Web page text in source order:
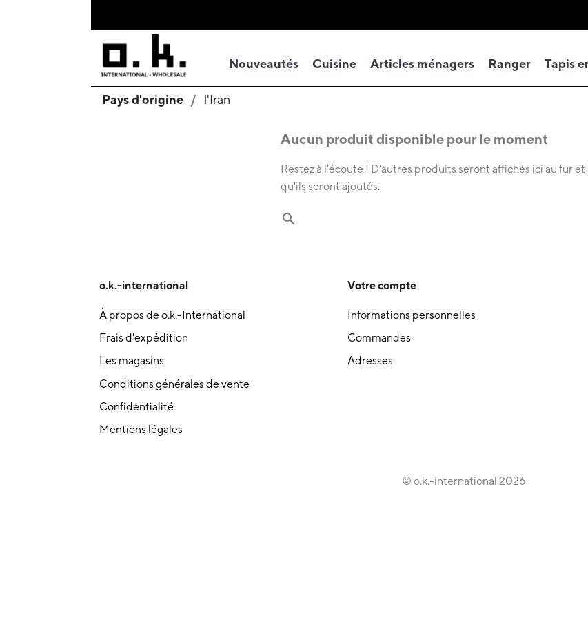
Nouveautés Cuisine Articles ménagers Ranger Tapis
Pays d'origine l'Iran
Aucun produit disponible pour le moment
Restez à l'écoute ! D'autres produits seront affichés ici au fur et
qu'ils seront ajoutés.
search
o.k.-international
À propos de o.k.-International
Frais d'expédition
Les magasins
Conditions générales de vente
Confidentialité
Mentions légales
Votre compte
Informations personnelles
Commandes
Adresses
© o.k.-international 2026